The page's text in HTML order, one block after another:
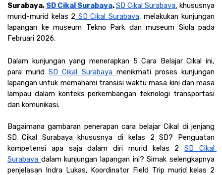
Surabaya, SD Cikal Surabaya. SD Cikal Surabaya, khususnya
murid-murid kelas 2 SD Cikal Surabaya, melakukan kunjungan
lapangan ke museum Tekno Park dan museum Siola pada
Februari 2026.
Dalam kunjungan yang menerapkan 5 Cara Belajar Cikal ini,
para murid SD Cikal Surabaya menikmati proses kunjungan
lapangan untuk memahami transisi waktu masa kini dan masa
lampau dalam konteks perkembangan teknologi transportasi
dan komunikasi.
Bagaimana gambaran penerapan cara belajar Cikal di jenjang
SD Cikal Surabaya khususnya di kelas 2 SD? Penguatan
kompetensi apa saja dalam diri murid kelas 2 SD Cikal
Surabaya dalam kunjungan lapangan ini? Simak selengkapnya
penjelasan Indra Lukas, Koordinator Field Trip murid kelas 2